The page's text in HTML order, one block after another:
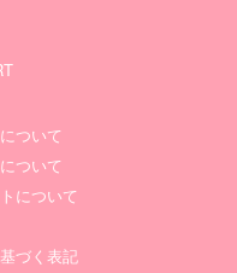
ついて
ついて
について
づく表記